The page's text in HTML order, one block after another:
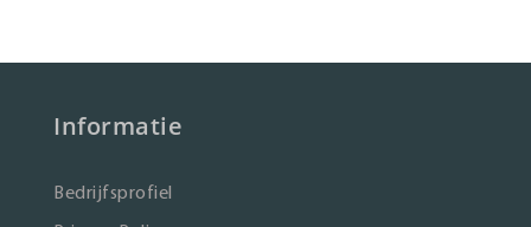
Informatie
Bedrijfsprofiel